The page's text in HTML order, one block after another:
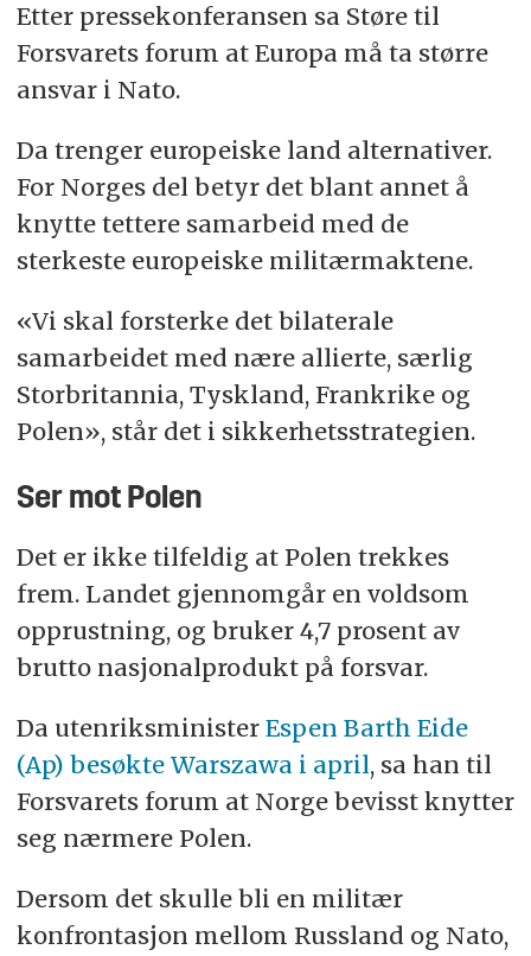
Etter pressekonferansen sa Støre til
Forsvarets forum at Europa må ta større
ansvar i Nato.
Da trenger europeiske land alternativer.
For Norges del betyr det blant annet å
knytte tettere samarbeid med de
sterkeste europeiske militærmaktene.
«Vi skal forsterke det bilaterale
samarbeidet med nære allierte, særlig
Storbritannia, Tyskland, Frankrike og
Polen», står det i sikkerhetsstrategien.
Ser mot Polen
Det er ikke tilfeldig at Polen trekkes
frem. Landet gjennomgår en voldsom
opprustning, og bruker 4,7 prosent av
brutto nasjonalprodukt på forsvar.
Da utenriksminister Espen Barth Eide
(Ap) besøkte Warszawa i april, sa han til
Forsvarets forum at Norge bevisst knytter
seg nærmere Polen.
Dersom det skulle bli en militær
konfrontasjon mellom Russland og Nato,